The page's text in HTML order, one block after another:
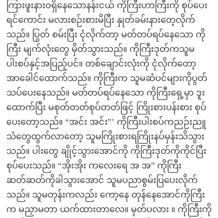
ကြားဖူးနားဝရှိနေသောနန်းငယ် ကိုကြီးဟာကြီးကို စုပ်ပေး
ရင်ကောင်း မလားစဉ်းစားမိပြီး နှုတ်ခမ်းနားတေ့လိုက်
သည်။ ပြွတ် စမ်းပြီး ငုံလိုက်တာ့ မတ်တပ်ရပ်နေသော ကို
ကြီး မျက်လုံးတွေ မှိတ်သွားသည်။ ကိုကြီးဒုတ်ကသူမ
ပါးစပ်နှင့်အပြည့်ပင်။ တစ်ချောင်းလုံးကို ငုံလိုက်တော့
အာခေါင်ထောက်သည်။ ကိုကြီးက သူမဆံပင်များကိုပွတ်
သပ်ပေးနေသည်။ မတ်တပ်ရပ်နေသော ကိုကြီးရှေ့မှာ ဒူး
ထောက်ပြီး မစုတ်တတ်စုပ်တတ်ဖြင့် ကြိုးစားပန်းစား စုပ်
ပေးတော့သည်။ “အင်း အင်း”’ ကိုကြီးပါးစပ်ကညဉ်းညူ
သံတွေထွက်လာတော့ သူမကြိုးစားရကြိုးနပ်မှန်းသိသွား
သည်။ ပါးတွေ ချိုင့်သွားအောင်ကို ကိုကြီးဒုတ်ကိုကိုင်ပြီး
စုပ်ပေးသည်။ “အိုးအိုး ကလေးရေ အ အ” ကိုကြီး
ဆတ်ဆတ်ကိုခါသွားအောင် သူမပညာစွမ်းပြပေးလိုက်
သည်။ သူမတုန်းကလည်း ကော့နေ တုန်နေအောင်ကိုကြီး
က မညှာမတာ ယက်ထားတာလေ။ မှတ်ပလား ။ ကိုကြီးကို